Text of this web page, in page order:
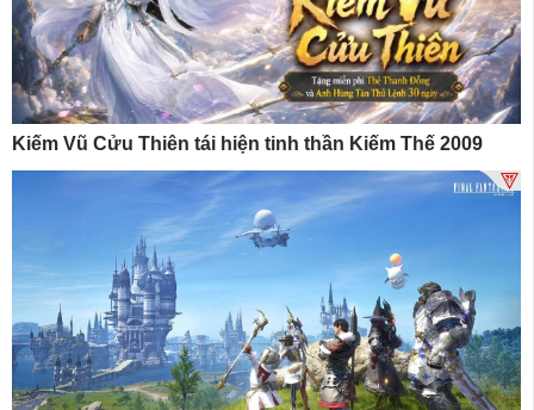
Kiếm Vũ Cửu Thiên tái hiện tinh thần Kiếm Thế 2009